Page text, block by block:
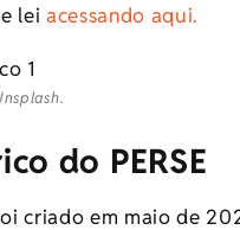
lei acessando aqui.
do PERSE
criado em maio de